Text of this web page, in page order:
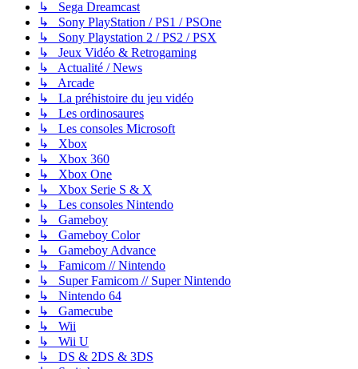
↳ Sega Dreamcast
↳ Sony PlayStation / PS1 / PSOne
↳ Sony Playstation 2 / PS2 / PSX
↳ Jeux Vidéo & Retrogaming
↳ Actualité / News
↳ Arcade
↳ La préhistoire du jeu vidéo
↳ Les ordinosaures
↳ Les consoles Microsoft
↳ Xbox
↳ Xbox 360
↳ Xbox One
↳ Xbox Serie S & X
↳ Les consoles Nintendo
↳ Gameboy
↳ Gameboy Color
↳ Gameboy Advance
↳ Famicom // Nintendo
↳ Super Famicom // Super Nintendo
↳ Nintendo 64
↳ Gamecube
↳ Wii
↳ Wii U
↳ DS & 2DS & 3DS